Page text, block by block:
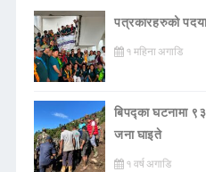
पत्रकारहरुको
१ महिना अगाडि
बिपद्का घटनामा
जना घाइते
१ वर्ष अगाडि